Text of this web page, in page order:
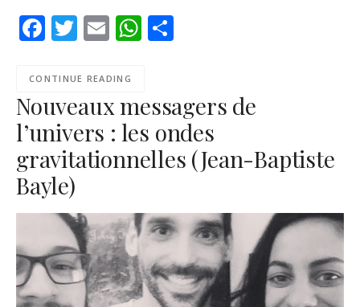
Spotify
RSS FEEDFacebook
Twitter
EmailWhatsApp
CONTINUE READING
Nouveaux messagers de
l’univers : les ondes
gravitationnelles (Jean-Baptiste
Bayle)